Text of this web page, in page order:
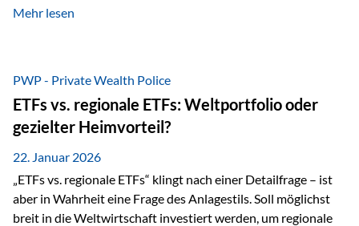
Sachwerten mit einer Investition in Sachwerte zu
gerade dann, wenn Märkte nervös werden,…
Mehr lesen
PWP - Private Wealth Police
ETFs vs. regionale ETFs: Weltportfolio oder
gezielter Heimvorteil?
22. Januar 2026
„ETFs vs. regionale ETFs“ klingt nach einer Detailfrage – ist
aber in Wahrheit eine Frage des Anlagestils. Soll möglichst
breit in die Weltwirtschaft investiert werden, um regionale